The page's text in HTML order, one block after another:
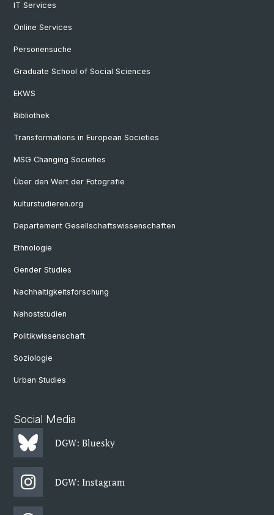
IT Services
Online Services
Personensuche
Graduate School of Social Sciences
EKWS
Bibliothek
Transformations in European Societies
MSG Changing Societies
Über den Wert der Fotografie
kulturstudieren.org
Departement Gesellschaftswissenschaften
Ethnologie
Gender Studies
Nachhaltigkeitsforschung
Nahoststudien
Politikwissenschaft
Soziologie
Urban Studies
Social Media
DGW: Bluesky
DGW: Instagram